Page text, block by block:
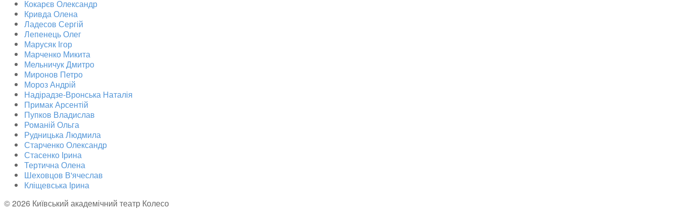
Кокарєв Олександр
Кривда Олена
Ладесов Сергій
Лепенець Олег
Марусяк Ігор
Марченко Микита
Мельничук Дмитро
Миронов Петро
Мороз Андрій
Надірадзе-Вронська Наталія
Примак Арсентій
Пупков Владислав
Романій Ольга
Рудницька Людмила
Старченко Олександр
Стасенко Ірина
Тертична Олена
Шеховцов В'ячеслав
Кліщевська Ірина
© 2026 Київський академічний театр Колесо